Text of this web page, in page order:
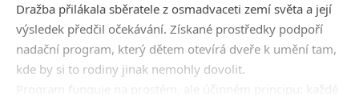
Dražba přilákala sběratele z osmadvaceti zemí světa a její
výsledek předčil očekávání. Získané prostředky podpoří
nadační program, který dětem otevírá dveře k umění tam,
kde by si to rodiny jinak nemohly dovolit.
Program funguje na prostém, ale účinném principu: každé